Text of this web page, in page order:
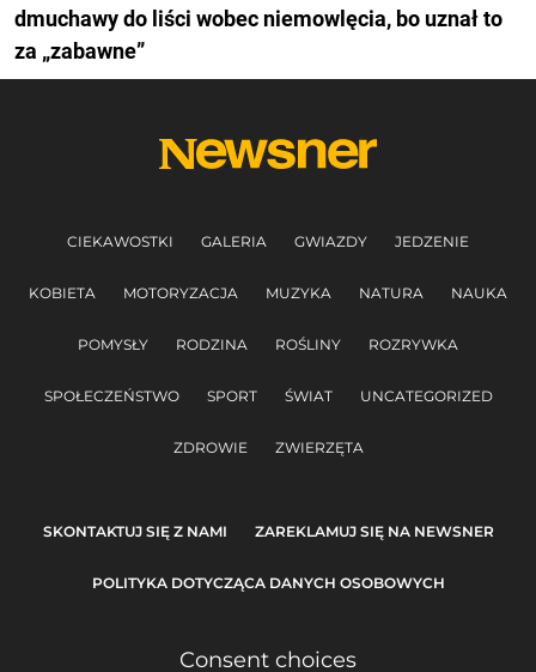
dmuchawy do liści wobec niemowlęcia, bo uznał to
za „zabawne”
CIEKAWOSTKI GALERIA GWIAZDY JEDZENIE
KOBIETA MOTORYZACJA MUZYKA NATURA NAUKA
POMYSŁY RODZINA ROŚLINY ROZRYWKA
SPOŁECZEŃSTWO SPORT ŚWIAT UNCATEGORIZED
ZDROWIE ZWIERZĘTA
SKONTAKTUJ SIĘ Z NAMI ZAREKLAMUJ SIĘ NA NEWSNER
POLITYKA DOTYCZĄCA DANYCH OSOBOWYCH
Consent choices